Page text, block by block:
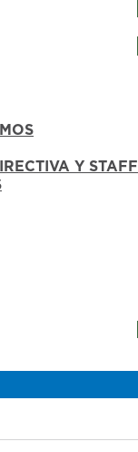
Y STAFF